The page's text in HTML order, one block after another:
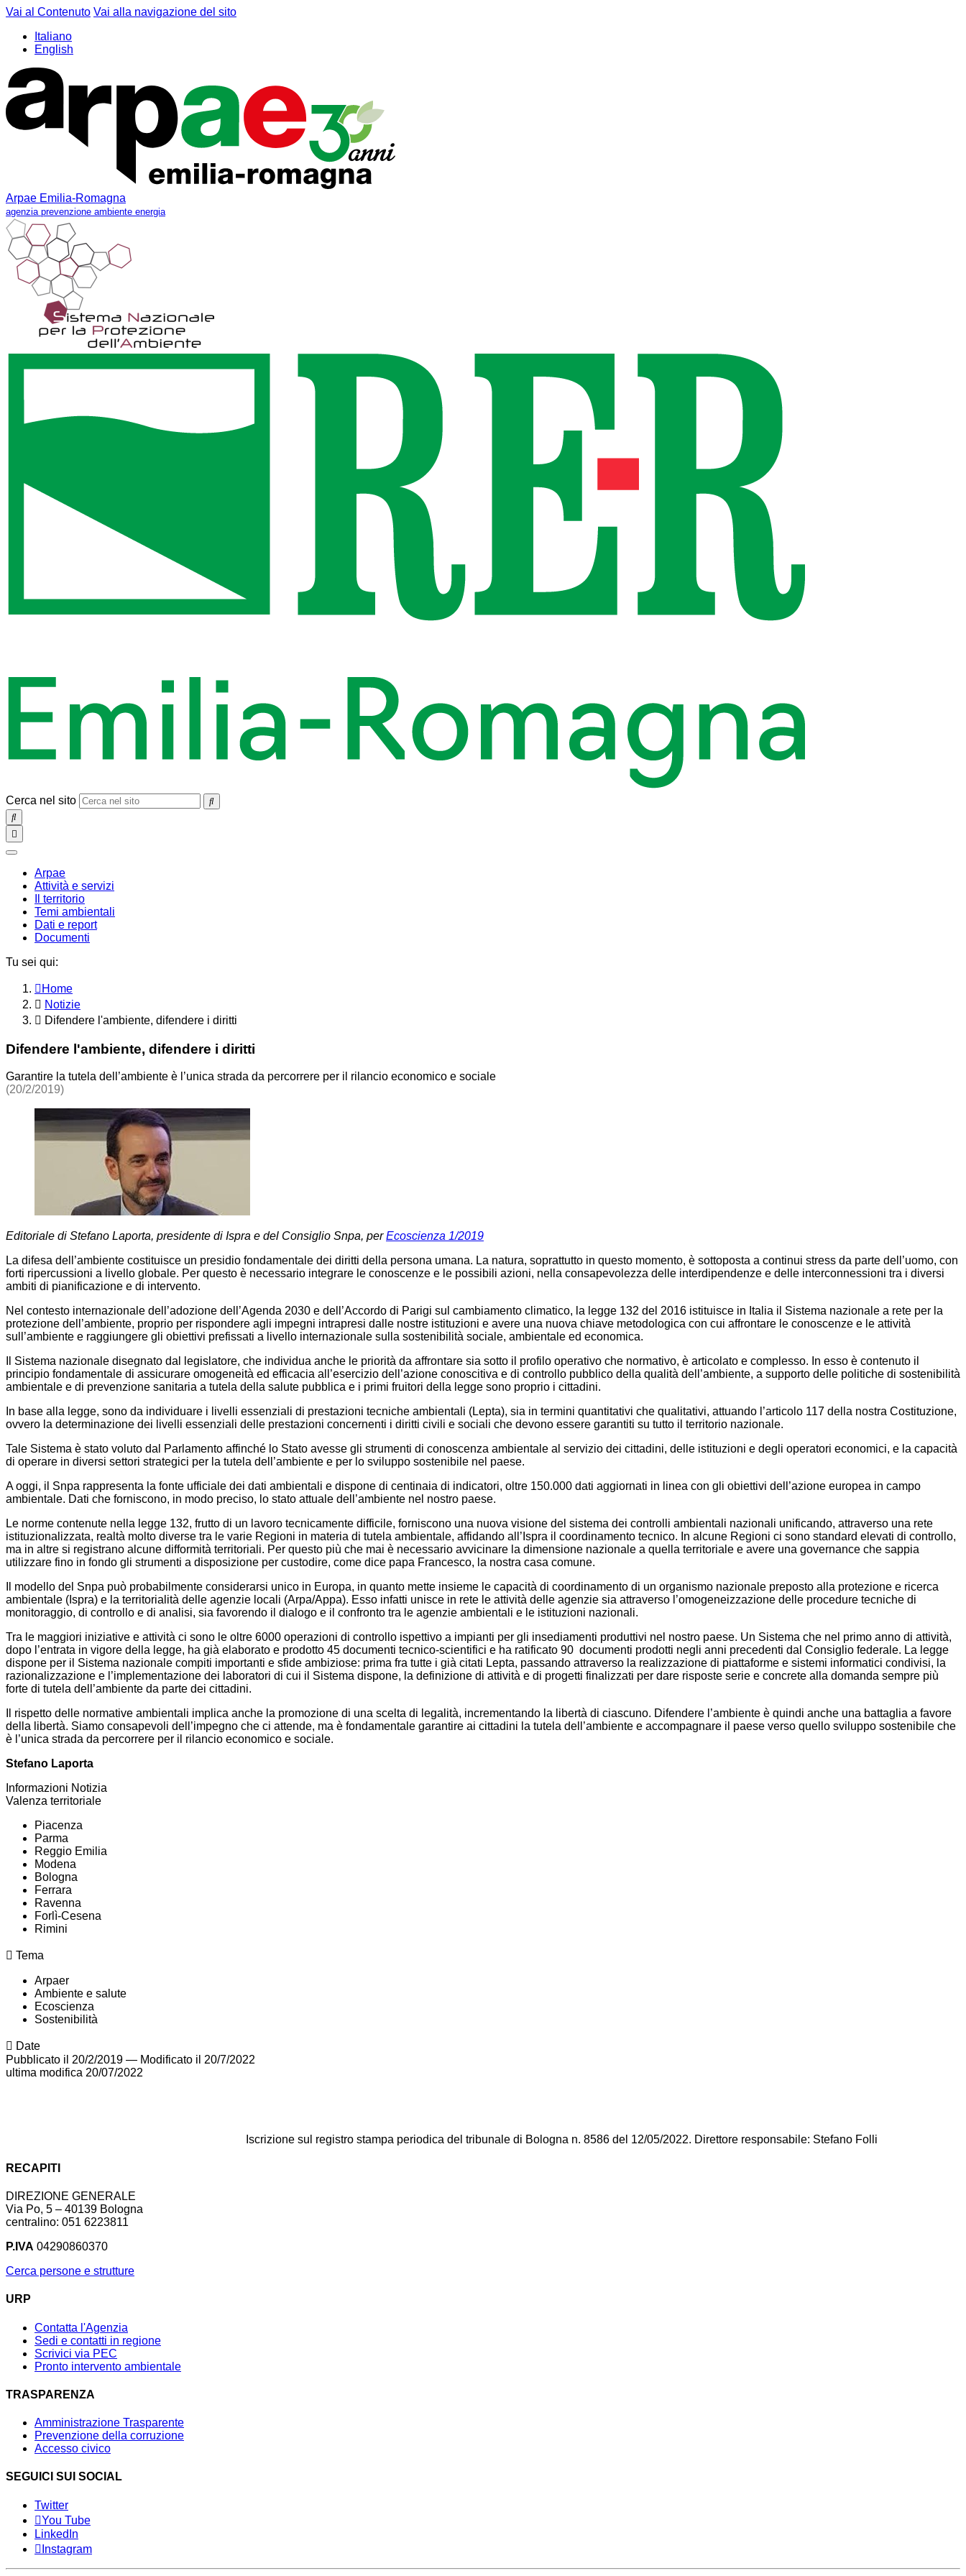
Vai al Contenuto Vai alla navigazione del sito
Italiano
English
Arpae Emilia-Romagna
agenzia prevenzione ambiente energia
Cerca nel sito
SEARCH
Toggle
navigation
chiudi
Arpae
Attività e servizi
Il territorio
Temi ambientali
Dati e report
Documenti
Tu sei qui:
Home
Notizie
Difendere l'ambiente, difendere i diritti
Difendere l'ambiente, difendere i diritti
Garantire la tutela dell’ambiente è l’unica strada da percorrere per il rilancio economico e sociale
(20/2/2019)
Editoriale di Stefano Laporta, presidente di Ispra e del Consiglio Snpa, perEcoscienza 1/2019
La difesa dell’ambiente costituisce un presidio fondamentale dei diritti della persona umana. La natura, soprattutto in questo momento, è sottoposta a continui stress da parte dell’uomo, con
forti ripercussioni a livello globale. Per questo è necessario integrare le conoscenze e le possibili azioni, nella consapevolezza delle interdipendenze e delle interconnessioni tra i diversi
ambiti di pianificazione e di intervento.
Nel contesto internazionale dell’adozione dell’Agenda 2030 e dell’Accordo di Parigi sul cambiamento climatico, la legge 132 del 2016 istituisce in Italia il Sistema nazionale a rete per la
protezione dell’ambiente, proprio per rispondere agli impegni intrapresi dalle nostre istituzioni e avere una nuova chiave metodologica con cui affrontare le conoscenze e le attività
sull’ambiente e raggiungere gli obiettivi prefissati a livello internazionale sulla sostenibilità sociale, ambientale ed economica.
Il Sistema nazionale disegnato dal legislatore, che individua anche le priorità da affrontare sia sotto il profilo operativo che normativo, è articolato e complesso. In esso è contenuto il
principio fondamentale di assicurare omogeneità ed efficacia all’esercizio dell’azione conoscitiva e di controllo pubblico della qualità dell’ambiente, a supporto delle politiche di sostenibilità
ambientale e di prevenzione sanitaria a tutela della salute pubblica e i primi fruitori della legge sono proprio i cittadini.
In base alla legge, sono da individuare i livelli essenziali di prestazioni tecniche ambientali (Lepta), sia in termini quantitativi che qualitativi, attuando l’articolo 117 della nostra Costituzione,
ovvero la determinazione dei livelli essenziali delle prestazioni concernenti i diritti civili e sociali che devono essere garantiti su tutto il territorio nazionale.
Tale Sistema è stato voluto dal Parlamento affinché lo Stato avesse gli strumenti di conoscenza ambientale al servizio dei cittadini, delle istituzioni e degli operatori economici, e la capacità
di operare in diversi settori strategici per la tutela dell’ambiente e per lo sviluppo sostenibile nel paese.
A oggi, il Snpa rappresenta la fonte ufficiale dei dati ambientali e dispone di centinaia di indicatori, oltre 150.000 dati aggiornati in linea con gli obiettivi dell’azione europea in campo
ambientale. Dati che forniscono, in modo preciso, lo stato attuale dell’ambiente nel nostro paese.
Le norme contenute nella legge 132, frutto di un lavoro tecnicamente difficile, forniscono una nuova visione del sistema dei controlli ambientali nazionali unificando, attraverso una rete
istituzionalizzata, realtà molto diverse tra le varie Regioni in materia di tutela ambientale, affidando all’Ispra il coordinamento tecnico. In alcune Regioni ci sono standard elevati di controllo,
ma in altre si registrano alcune difformità territoriali. Per questo più che mai è necessario avvicinare la dimensione nazionale a quella territoriale e avere una governance che sappia
utilizzare fino in fondo gli strumenti a disposizione per custodire, come dice papa Francesco, la nostra casa comune.
Il modello del Snpa può probabilmente considerarsi unico in Europa, in quanto mette insieme le capacità di coordinamento di un organismo nazionale preposto alla protezione e ricerca
ambientale (Ispra) e la territorialità delle agenzie locali (Arpa/Appa). Esso infatti unisce in rete le attività delle agenzie sia attraverso l’omogeneizzazione delle procedure tecniche di
monitoraggio, di controllo e di analisi, sia favorendo il dialogo e il confronto tra le agenzie ambientali e le istituzioni nazionali.
Tra le maggiori iniziative e attività ci sono le oltre 6000 operazioni di controllo ispettivo a impianti per gli insediamenti produttivi nel nostro paese. Un Sistema che nel primo anno di attività,
dopo l’entrata in vigore della legge, ha già elaborato e prodotto 45 documenti tecnico-scientifici e ha ratificato 90 documenti prodotti negli anni precedenti dal Consiglio federale. La legge
dispone per il Sistema nazionale compiti importanti e sfide ambiziose: prima fra tutte i già citati Lepta, passando attraverso la realizzazione di piattaforme e sistemi informatici condivisi, la
razionalizzazione e l’implementazione dei laboratori di cui il Sistema dispone, la definizione di attività e di progetti finalizzati per dare risposte serie e concrete alla domanda sempre più
forte di tutela dell’ambiente da parte dei cittadini.
Il rispetto delle normative ambientali implica anche la promozione di una scelta di legalità, incrementando la libertà di ciascuno. Difendere l’ambiente è quindi anche una battaglia a favore
della libertà. Siamo consapevoli dell’impegno che ci attende, ma è fondamentale garantire ai cittadini la tutela dell’ambiente e accompagnare il paese verso quello sviluppo sostenibile che
è l’unica strada da percorrere per il rilancio economico e sociale.
Stefano Laporta
Informazioni Notizia
Valenza territoriale
Piacenza
Parma
Reggio Emilia
Modena
Bologna
Ferrara
Ravenna
Forlì-Cesena
Rimini
Tema
Arpaer
Ambiente e salute
Ecoscienza
Sostenibilità
Date
Pubblicato il 20/2/2019 — Modificato il 20/7/2022
ultima modifica 20/07/2022
Iscrizione sul registro stampa periodica del tribunale di Bologna n. 8586 del 12/05/2022. Direttore responsabile: Stefano Folli
RECAPITI
DIREZIONE GENERALE
Via Po, 5 – 40139 Bologna
centralino: 051 6223811
P.IVA 04290860370
Cerca persone e strutture
URP
Contatta l'Agenzia
Sedi e contatti in regione
Scrivici via PEC
Pronto intervento ambientale
TRASPARENZA
Amministrazione Trasparente
Prevenzione della corruzione
Accesso civico
SEGUICI SUI SOCIAL
Twitter
You Tube
LinkedIn
Instagram